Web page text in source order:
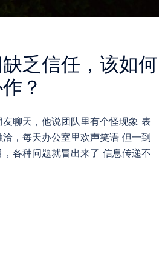
乏信任，该如何
？
聊天，他说团队里有个怪现象 表
，每天办公室里欢声笑语 但一到
各种问题就冒出来了 信息传递不